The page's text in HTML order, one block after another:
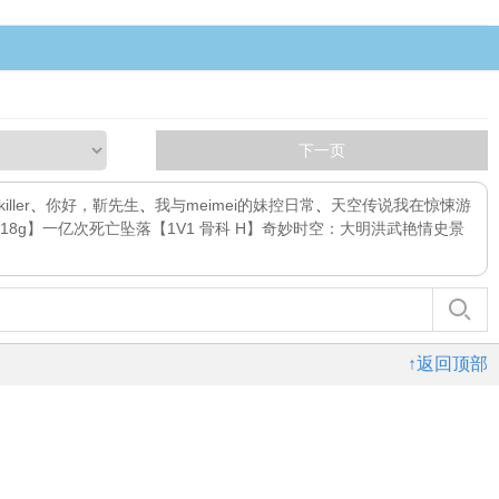
下一页
你好，靳先生 我与meimei的妹控日常 天空传说我在惊悚游
】一亿次死亡坠落【1V1 骨科 H】 奇妙时空：大明洪武艳情史景
↑返回顶部